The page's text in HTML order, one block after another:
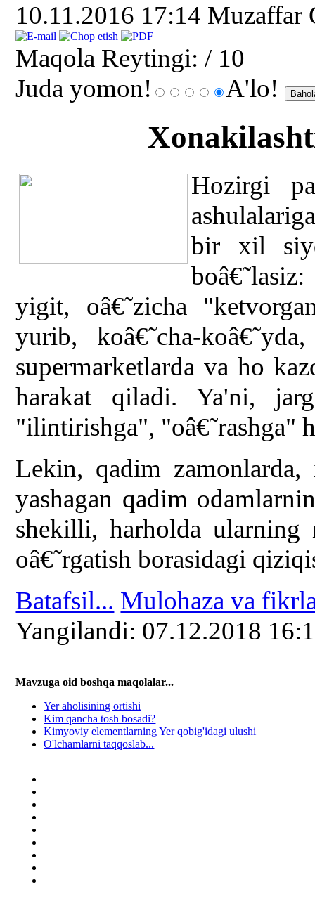
10.11.2016 17:14 Muzaffar
Maqola Reytingi: / 10
Juda yomon!
A'lo!
Hozirgi
bir xil
yigit, oâ€˜zicha
yurib, koâ€˜cha-
supermarketlarda va ho
harakat qiladi. Ya'ni,
"ilintirishga", "oâ€˜rashga"
Lekin, qadim
yashagan qadim
shekilli, harholda
oâ€˜rgatish borasidagi
Batafsil... Mulohaza va
Yangilаndi: 07.12.2018
Mavzuga oid boshqa mаqоlаlаr...
Yer aholisining ortishi
Kim qancha tosh bosadi?
Kimyoviy elementlarning Yer qobig'idagi ulushi
O'lchamlarni taqqoslab...